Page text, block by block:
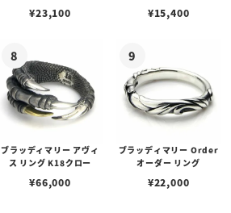
¥23,100
ブスタークラスプ＆LTロ
¥15,400
ブラッディマリー アヴィ
ス リング K18クロー
¥66,000
ブラッディマリー Order
オーダー リング
¥22,000